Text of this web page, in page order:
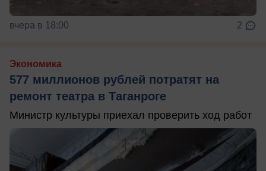
вчера в 18:00 2
Экономика
577 миллионов рублей потратят на
ремонт театра в Таганроге
Министр культуры приехал проверить ход работ